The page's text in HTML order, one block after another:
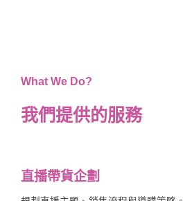
What We Do?
我們提供的服務
直播帶貨企劃